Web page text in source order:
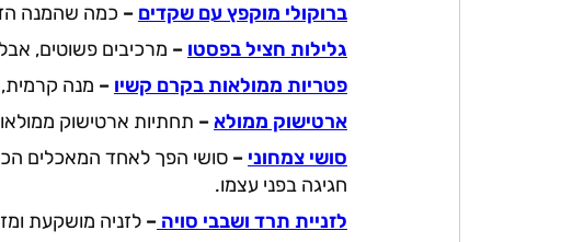
ברוקולי מוקפץ עם שקדים – כמה שהמנה
גלילות חציל בפסטו – מרכיבים פשוטים,
פטריות ממולאות בקרם קשיו – מנה
ארטישוק ממולא– תחתיות ארטישוק
סושי צמחוני – סושי הפך לאחד המאכלים
חגיגה בפני עצמו.
לזניית תרד ושבבי סויה – לזניה מושקעת